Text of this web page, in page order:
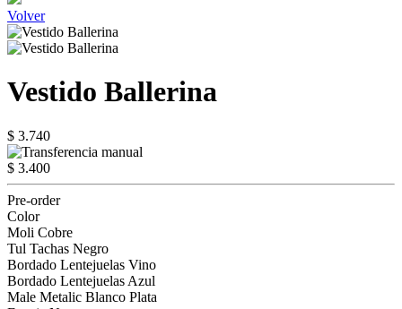
Volver
Vestido Ballerina
$ 3.740
$ 3.400
Pre-order
Color
Moli Cobre
Tul Tachas Negro
Bordado Lentejuelas Vino
Bordado Lentejuelas Azul
Male Metalic Blanco Plata